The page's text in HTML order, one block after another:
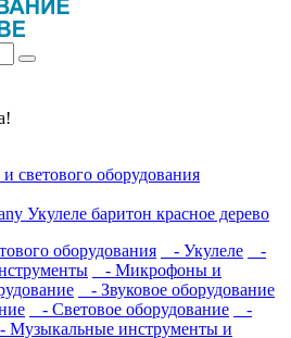
светового оборудования
Укулеле баритон красное дерево
оборудования
- Укулеле
-
- Микрофоны и
- Звуковое оборудование
- Световое оборудование
-
Музыкальные инструменты и